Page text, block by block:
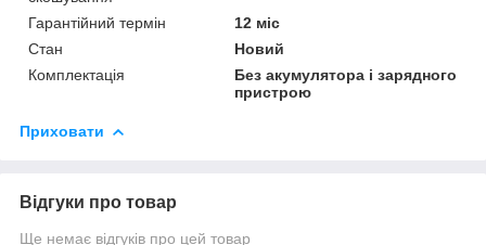
Гарантійний термін
12 міс
Стан
Новий
Комплектація
Без акумулятора і зарядного
пристрою
Приховати
Відгуки про товар
Ще немає відгуків про цей товар